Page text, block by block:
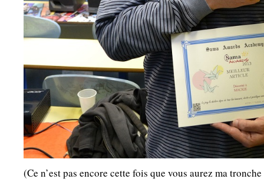
(Ce n’est pas encore cette fois que vous aurez ma